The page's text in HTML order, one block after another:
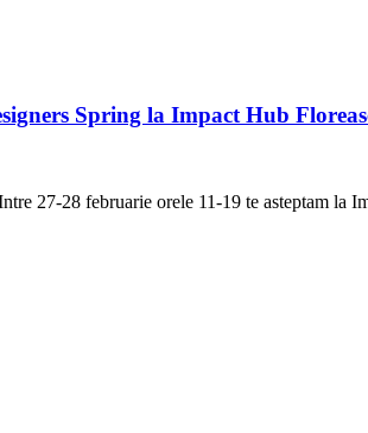
Spring la Impact Hub
27-28 februarie orele 11-19 te asteptam la